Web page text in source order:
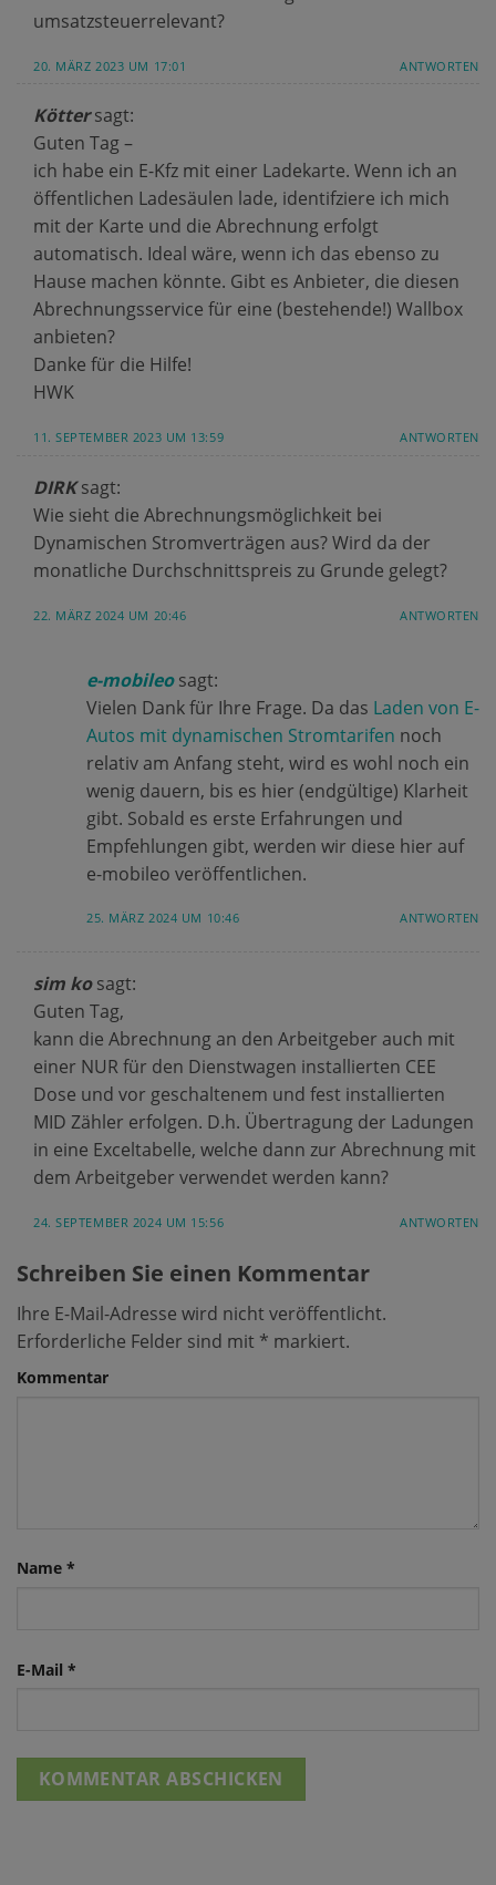
umsatzsteuerrelevant?
20. MÄRZ 2023 UM 17:01 ANTWORTEN
Kötter sagt:
Guten Tag –
ich habe ein E-Kfz mit einer Ladekarte. Wenn ich an
öffentlichen Ladesäulen lade, identifziere ich mich
mit der Karte und die Abrechnung erfolgt
automatisch. Ideal wäre, wenn ich das ebenso zu
Hause machen könnte. Gibt es Anbieter, die diesen
Abrechnungsservice für eine (bestehende!) Wallbox
anbieten?
Danke für die Hilfe!
HWK
11. SEPTEMBER 2023 UM 13:59 ANTWORTEN
DIRK sagt:
Wie sieht die Abrechnungsmöglichkeit bei
Dynamischen Stromverträgen aus? Wird da der
monatliche Durchschnittspreis zu Grunde gelegt?
22. MÄRZ 2024 UM 20:46 ANTWORTEN
e-mobileo sagt:
Vielen Dank für Ihre Frage. Da das Laden von E-
Autos mit dynamischen Stromtarifen noch
relativ am Anfang steht, wird es wohl noch ein
wenig dauern, bis es hier (endgültige) Klarheit
gibt. Sobald es erste Erfahrungen und
Empfehlungen gibt, werden wir diese hier auf
e-mobileo veröffentlichen.
25. MÄRZ 2024 UM 10:46 ANTWORTEN
sim ko sagt:
Guten Tag,
kann die Abrechnung an den Arbeitgeber auch mit
einer NUR für den Dienstwagen installierten CEE
Dose und vor geschaltenem und fest installierten
MID Zähler erfolgen. D.h. Übertragung der Ladungen
in eine Exceltabelle, welche dann zur Abrechnung mit
dem Arbeitgeber verwendet werden kann?
24. SEPTEMBER 2024 UM 15:56 ANTWORTEN
Schreiben Sie einen Kommentar
Ihre E-Mail-Adresse wird nicht veröffentlicht.
Erforderliche Felder sind mit * markiert.
Kommentar
Name *
E-Mail *